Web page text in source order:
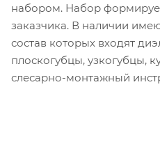
набором. Набор
заказчика. В наличии
состав которых входят
плоскогубцы, узкогубцы,
слесарно-монтажный